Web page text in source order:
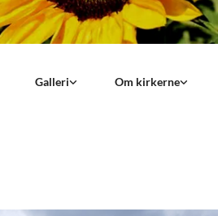
Galleri Om kirkerne